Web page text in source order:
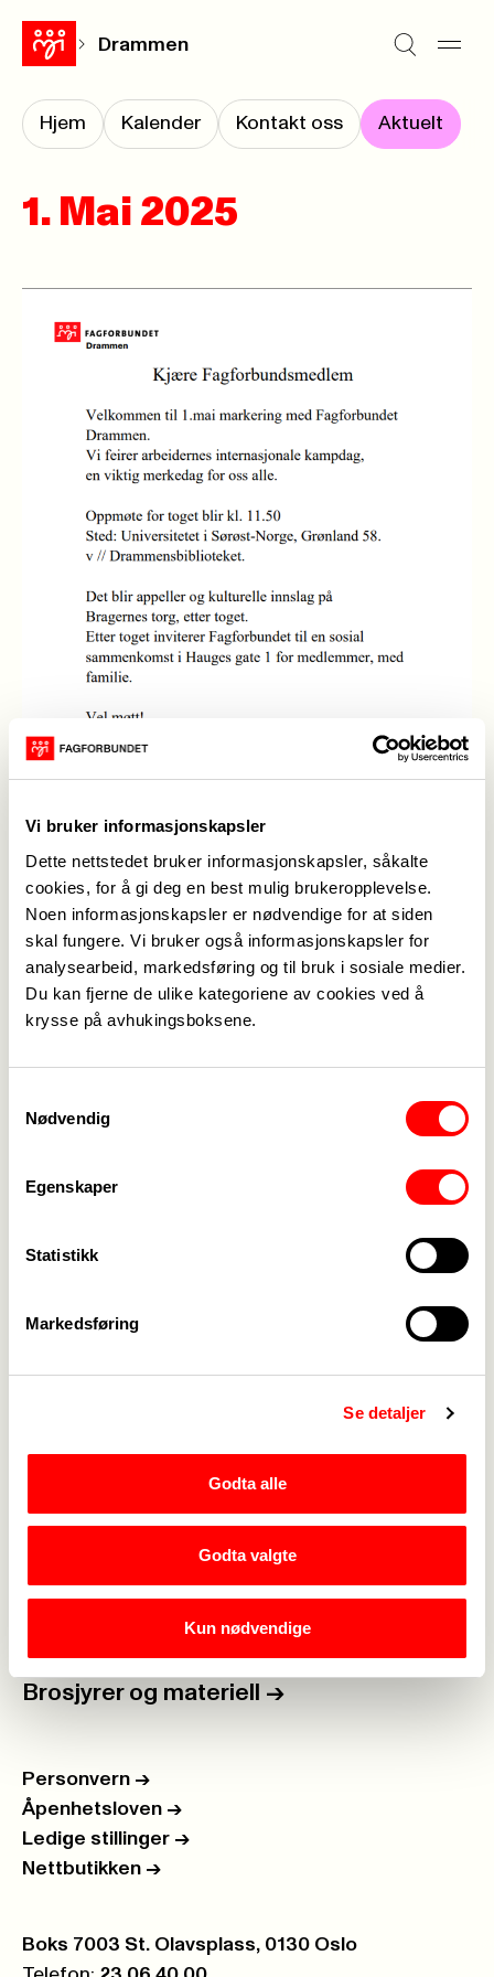
Vi bruker informasjonskapsler
Dette nettstedet bruker informasjonskapsler, såkalte
cookies, for å gi deg en best mulig brukeropplevelse.
Noen informasjonskapsler er nødvendige for at siden
skal fungere. Vi bruker også informasjonskapsler for
analysearbeid, markedsføring og til bruk i sosiale medier.
Du kan fjerne de ulike kategoriene av cookies ved å
krysse på avhukingsboksene.
Nødvendig
Egenskaper
Statistikk
Markedsføring
Se detaljer
Godta alle
Godta valgte
Kun nødvendige
Drammen
Hjem Kalender Kontakt oss Aktuelt
1. Mai 2025
1. Mai 2025(Foto: Kjetil Terjesen)
Publisert 11. apr. 2025
Sist oppdatert: 11. apr. 2025
Om Fagforbundet ->
Rettigheter i arbeidslivet
Brosjyrer og materiell ->
Personvern ->
Åpenhetsloven ->
Ledige stillinger ->
Nettbutikken ->
Postboks:
Boks 7003 St. Olavsplass, 0130 Oslo